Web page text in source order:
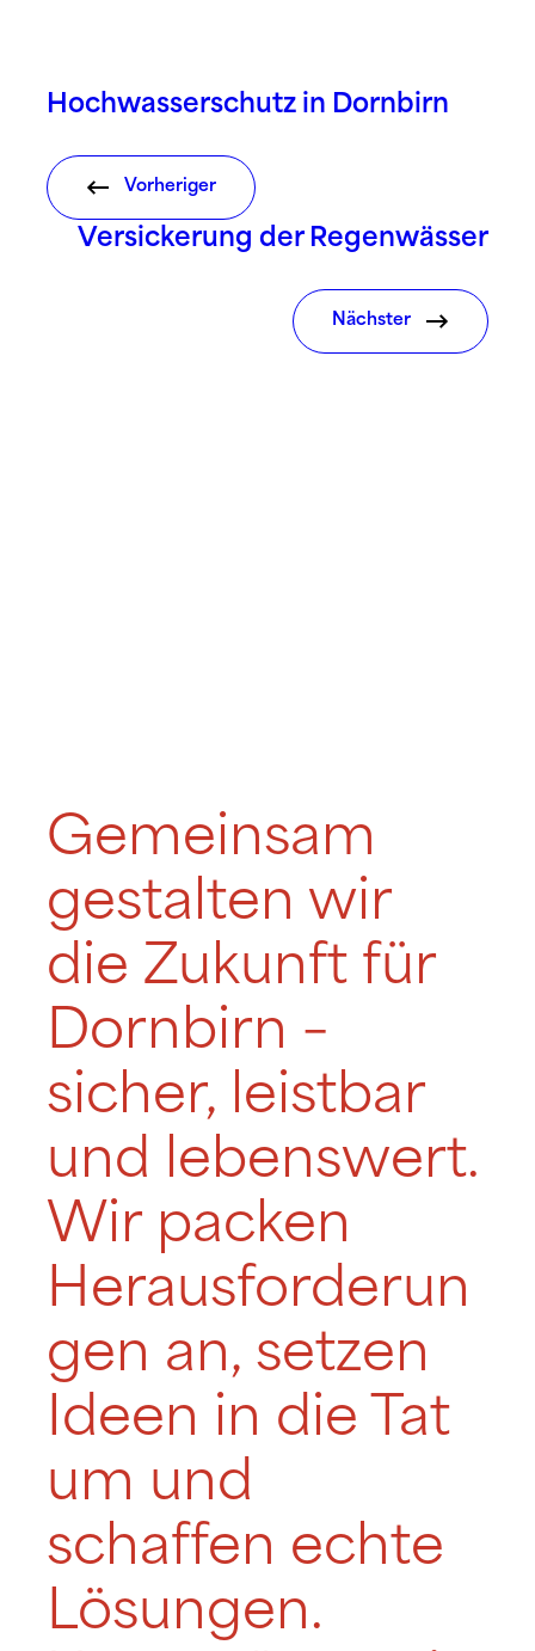
Hochwasserschutz in Dornbirn
Vorheriger
Versickerung der Regenwässer
Nächster
Gemeinsam
gestalten wir
die Zukunft für
Dornbirn –
sicher, leistbar
und lebenswert.
Wir packen
Herausforderun
gen an, setzen
Ideen in die Tat
um und
schaffen echte
Lösungen.